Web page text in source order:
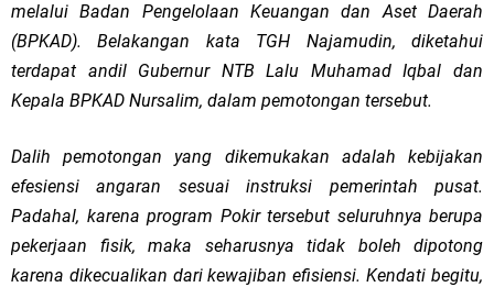
melalui Badan Pengelolaan Keuangan dan Aset Daerah
(BPKAD). Belakangan kata TGH Najamudin, diketahui
terdapat andil Gubernur NTB Lalu Muhamad Iqbal dan
Kepala BPKAD Nursalim, dalam pemotongan tersebut.
Dalih pemotongan yang dikemukakan adalah kebijakan
efesiensi angaran sesuai instruksi pemerintah pusat.
Padahal, karena program Pokir tersebut seluruhnya berupa
pekerjaan fisik, maka seharusnya tidak boleh dipotong
karena dikecualikan dari kewajiban efisiensi. Kendati begitu,